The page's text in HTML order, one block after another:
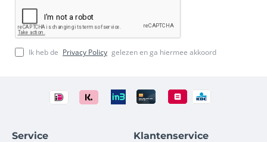
Ik heb de Privacy Policy gelezen en ga hiermee akkoord
Service Klantenservice